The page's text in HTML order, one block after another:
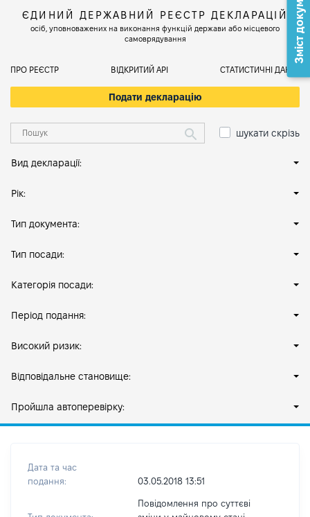
ЄДИНИЙ ДЕРЖАВНИЙ РЕЄСТР ДЕКЛАРАЦІЙ
осіб, уповноважених на виконання функцій держави або місцевого
самоврядування
ПРО РЕЄСТР ВІДКРИТИЙ АРІ СТАТИСТИЧНІ ДАНІ
Подати декларацію
шукати скрізь
Вид декларації:
Рік:
Тип документа:
Тип посади:
Категорія посади:
Період подання:
Високий ризик:
Відповідальне становище:
Пройшла автоперевірку:
Дата та час
подання:
03.05.2018 13:51
Повідомлення про суттєві
Зміст документа